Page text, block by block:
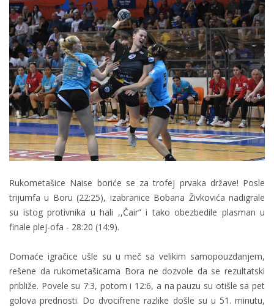
Rukometašice Naise boriće se za trofej prvaka države! Posle
trijumfa u Boru (22:25), izabranice Bobana Živkovića nadigrale
su istog protivnika u hali ,,Čair” i tako obezbedile plasman u
finale plej-ofa - 28:20 (14:9).
Domaće igračice ušle su u meč sa velikim samopouzdanjem,
rešene da rukometašicama Bora ne dozvole da se rezultatski
približe. Povele su 7:3, potom i 12:6, a na pauzu su otišle sa pet
golova prednosti. Do dvocifrene razlike došle su u 51. minutu,